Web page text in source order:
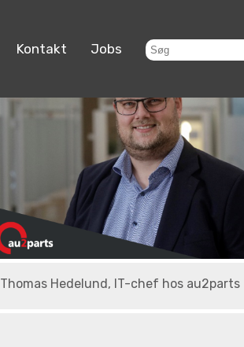
Kontakt Jobs
Thomas Hedelund, IT-chef hos au2parts